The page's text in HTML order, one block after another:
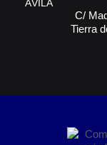
ÁVILA
C/
Tierra